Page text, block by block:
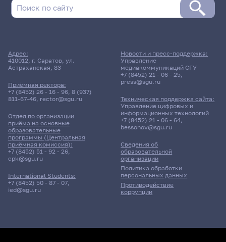
Адрес:
410012, г. Саратов, ул.
Астраханская, 83
Приёмная ректора:
+7 (8452) 26 - 16 - 96, 8 (937)
811-67-46, rector@sgu.ru
Отдел по организации
приёма на основные
образовательные
программы (Центральная
приёмная комиссия):
+7 (8452) 51 - 92 - 26,
cpk@sgu.ru
International Students:
+7 (8452) 50 - 87 - 07,
ied@sgu.ru
Сведения об
образовательной
организации
Политика обработки
персональных данных
Противодействие
коррупции
Новости и пресс-поддержка:
Управление
медиакоммуникаций СГУ
+7 (8452) 21 - 06 - 25,
press@sgu.ru
Техническая поддержка сайта:
Управление цифровых и
информационных технологий
+7 (8452) 21 - 06 - 64,
bessonov@sgu.ru